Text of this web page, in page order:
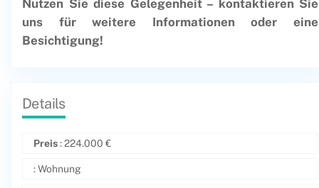
Nutzen Sie diese Gelegenheit – kontaktieren Sie
uns für weitere Informationen oder eine
Besichtigung!
Details
Preis:224.000 €
: Wohnung